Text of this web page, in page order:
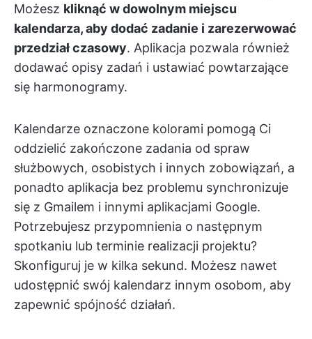
Możesz kliknąć w dowolnym miejscu
kalendarza, aby dodać zadanie i zarezerwować
przedział czasowy. Aplikacja pozwala również
dodawać opisy zadań i ustawiać powtarzające
się harmonogramy.
Kalendarze oznaczone kolorami pomogą Ci
oddzielić zakończone zadania od spraw
służbowych, osobistych i innych zobowiązań, a
ponadto aplikacja bez problemu synchronizuje
się z Gmailem i innymi aplikacjami Google.
Potrzebujesz przypomnienia o następnym
spotkaniu lub terminie realizacji projektu?
Skonfiguruj je w kilka sekund. Możesz nawet
udostępnić swój kalendarz innym osobom, aby
zapewnić spójność działań.